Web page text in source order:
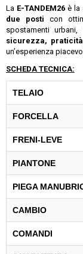
La E-TANDEM26è la
due posti con
spostamenti
sicurezza,
un’esperienza
SCHEDA TECNICA:
TELAIO
FORCELLA
FRENI-LEVE
PIANTONE
PIEGA
CAMBIO
COMANDI